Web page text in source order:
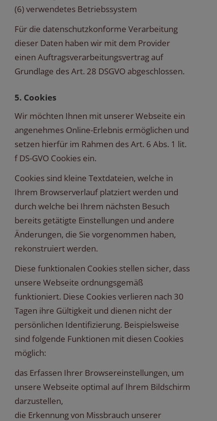
(6) verwendetes Betriebssystem
Für die datenschutzkonforme Verarbeitung
dieser Daten haben wir mit dem Provider
einen Auftragsverarbeitungsvertrag auf
Grundlage des Art. 28 DSGVO abgeschlossen.
5. Cookies
Wir möchten Ihnen mit unserer Webseite ein
angenehmes Online-Erlebnis ermöglichen und
setzen hierfür im Rahmen des Art. 6 Abs. 1 lit.
f DS-GVO Cookies ein.
Cookies sind kleine Textdateien, welche in
Ihrem Browserverlauf platziert werden und
durch welche bei Ihrem nächsten Besuch
bereits getätigte Einstellungen und andere
Änderungen, die Sie vorgenommen haben,
rekonstruiert werden.
Diese funktionalen Cookies stellen sicher, dass
unsere Webseite ordnungsgemäß
funktioniert. Diese Cookies verlieren nach 30
Tagen ihre Gültigkeit und dienen nicht der
persönlichen Identifizierung. Beispielsweise
sind folgende Funktionen mit diesen Cookies
möglich:
das Erfassen Ihrer Browsereinstellungen, um
unsere Webseite optimal auf Ihrem Bildschirm
darzustellen,
die Erkennung von Missbrauch unserer